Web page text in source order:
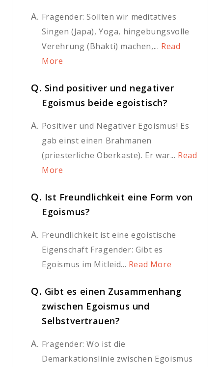
A. Fragender: Sollten wir meditatives
Singen (Japa), Yoga, hingebungsvolle
Verehrung (Bhakti) machen,... Read
More
Q. Sind positiver und negativer
Egoismus beide egoistisch?
A. Positiver und Negativer Egoismus! Es
gab einst einen Brahmanen
(priesterliche Oberkaste). Er war... Read
More
Q. Ist Freundlichkeit eine Form von
Egoismus?
A. Freundlichkeit ist eine egoistische
Eigenschaft Fragender: Gibt es
Egoismus im Mitleid... Read More
Q. Gibt es einen Zusammenhang
zwischen Egoismus und
Selbstvertrauen?
A. Fragender: Wo ist die
Demarkationslinie zwischen Egoismus